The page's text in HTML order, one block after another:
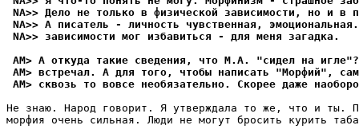
NA>> Дело не только в физической зависимости, но и в
NA>> А писатель - личность чувственная,
NA>> зависимости мог избавиться - для меня загадка.
AM> А откуда такие сведения, что М.А. "сидел на
AM> встpечал. А для того, чтобы написать "Морфий",
AM> сквозь то вовсе необязательно. Скорее даже
Не знаю. Народ говорит. Я утверждала то же, что и ты.
морфия очень сильная. Люди не могут бросить курить